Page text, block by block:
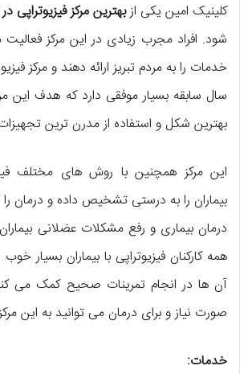
کلینیک امین یکی ازبهترین مرکز فیزیوتراپی در
شود. افراد مجرب زیادی در این مرکز فعالیت
خدمات را به مردم تبریز ارائه دهند و مرکز
سال سابقه بسیار موفقی دارد که هدف این
بهترین شکل و استفاده از مدرن ترین
این مرکز همچنین با روش های مختلف
بیماران را به درستی تشخیص داده و درمان را
درمان بیماری و رفع مشکلات عضلانی
همه کارکنان فیزیوتراپی با بیماران بسیار
آن ها در انجام تمرینات صحیح کمک می
صورت نیاز و برای درمان می توانید به این
خدمات: